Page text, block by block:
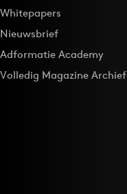
Whitepapers
Nieuwsbrief
Adformatie Academy
Volledig Magazine Archief